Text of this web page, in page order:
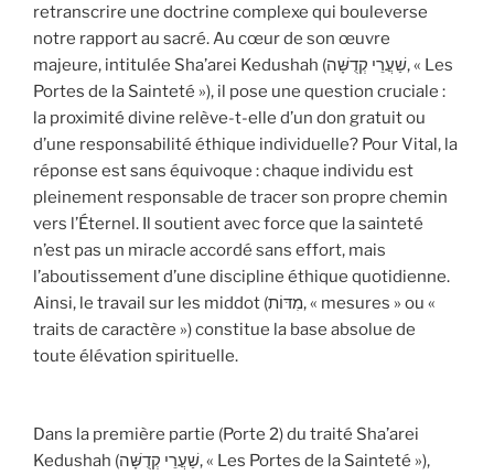
retranscrire une doctrine complexe qui bouleverse
notre rapport au sacré. Au cœur de son œuvre
majeure, intitulée Sha’arei Kedushah (שַׁעֲרֵי קְדֻשָּׁה, « Les
Portes de la Sainteté »), il pose une question cruciale :
la proximité divine relève-t-elle d’un don gratuit ou
d’une responsabilité éthique individuelle? Pour Vital, la
réponse est sans équivoque : chaque individu est
pleinement responsable de tracer son propre chemin
vers l’Éternel. Il soutient avec force que la sainteté
n’est pas un miracle accordé sans effort, mais
l’aboutissement d’une discipline éthique quotidienne.
Ainsi, le travail sur les middot (מִדּוֹת, « mesures » ou «
traits de caractère ») constitue la base absolue de
toute élévation spirituelle.
Dans la première partie (Porte 2) du traité Sha’arei
Kedushah (שַׁעֲרֵי קְדֻשָּׁה, « Les Portes de la Sainteté »),